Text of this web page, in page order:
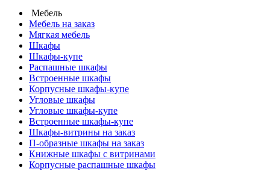
Мебель
Мебель на заказ
Мягкая мебель
Шкафы
Шкафы-купе
Распашные шкафы
Встроенные шкафы
Корпусные шкафы-купе
Угловые шкафы
Угловые шкафы-купе
Встроенные шкафы-купе
Шкафы-витрины на заказ
П-образные шкафы на заказ
Книжные шкафы с витринами
Корпусные распашные шкафы